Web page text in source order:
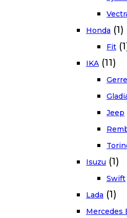
Honda (1)
Fit
IKA (11)
Jeep
Isuzu (1)
Swift
Lada (1)
Mercedes